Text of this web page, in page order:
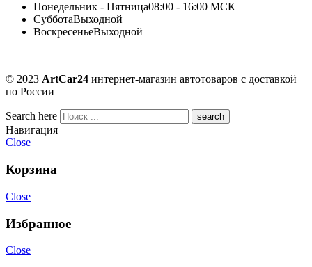
Понедельник - Пятница08:00 - 16:00 МСК
СубботаВыходной
ВоскресеньеВыходной
© 2023 ArtCar24 интернет-магазин автотоваров с доставкой
по России
Search here
Навигация
Close
Корзина
Close
Избранное
Close